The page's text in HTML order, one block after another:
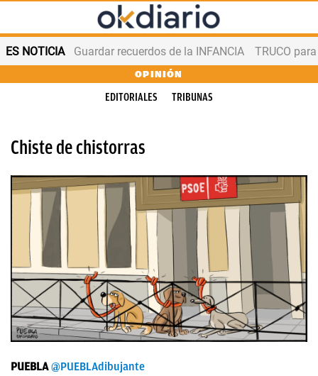
ES NOTICIA Guardar recuerdos de la INFANCIA TRUCO
OPINIÓN
EDITORIALES TRIBUNAS
Chiste de chistorras
PUEBLA @PUEBLAdibujante